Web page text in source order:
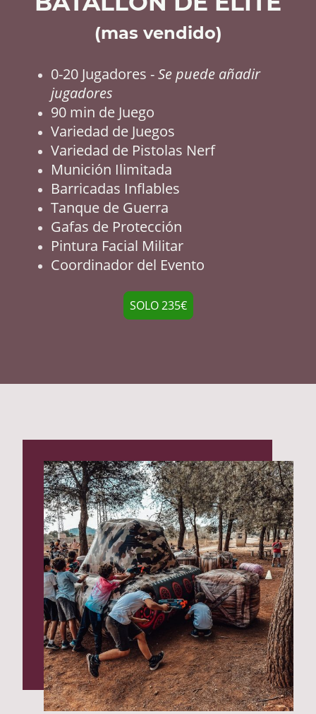
(mas vendido)
0-20 Jugadores -Se puede añadir
jugadores
90 min de Juego
Variedad de Juegos
Variedad de Pistolas Nerf
Munición Ilimitada
Barricadas Inflables
Tanque de Guerra
Gafas de Protección
Pintura Facial Militar
Coordinador del Evento
SOLO 235€